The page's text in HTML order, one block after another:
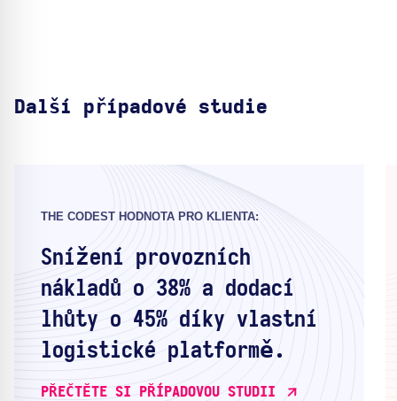
Další případové studie
THE CODEST HODNOTA PRO KLIENTA:
Snížení provozních
nákladů o 38% a dodací
lhůty o 45% díky vlastní
logistické platformě.
PŘEČTĚTE SI PŘÍPADOVOU STUDII